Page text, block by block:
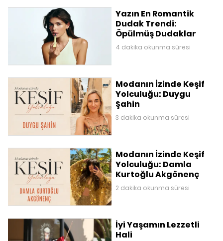
Yazın En Romantik
Dudak Trendi:
Öpülmüş Dudaklar
4 dakika okunma süresi
Modanın İzinde Keşif
Yolculuğu: Duygu
Şahin
3 dakika okunma süresi
Modanın İzinde Keşif
Yolculuğu: Damla
Kurtoğlu Akgönenç
2 dakika okunma süresi
İyi Yaşamın Lezzetli
Hali